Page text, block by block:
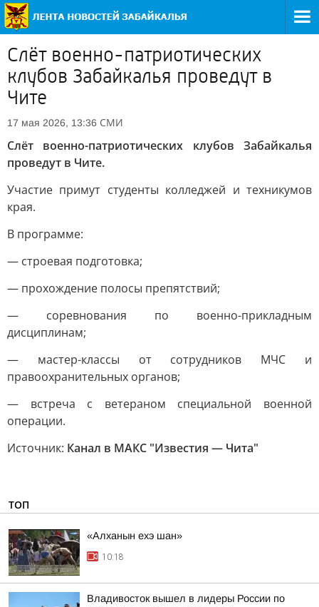
Слёт военно-патриотических
клубов Забайкалья проведут в
Чите
17 мая 2026, 13:36 СМИ
Слёт военно-патриотических клубов Забайкалья
проведут в Чите.
Участие примут студенты колледжей и техникумов
края.
В программе:
— строевая подготовка;
— прохождение полосы препятствий;
— соревнования по военно-прикладным
дисциплинам;
— мастер-классы от сотрудников МЧС и
правоохранительных органов;
— встреча с ветераном специальной военной
операции.
Источник: Канал в МАКС "Известия — Чита"
ТОП
«Алханын ехэ шан»
10:18
Владивосток вышел в лидеры России по